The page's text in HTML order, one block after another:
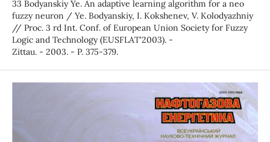
33 Bodyanskiy Ye. An adaptive learning algorithm for a neo
fuzzy neuron / Ye. Bodyanskiy, I. Kokshenev, V. Kolodyazhniy
// Proc. 3 rd Int. Conf. of European Union Society for Fuzzy
Logic and Technology (EUSFLAT'2003). -
Zittau. - 2003. - P. 375-379.